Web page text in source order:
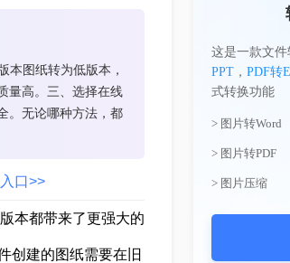
本图纸转为低版本，
量高。三、选择在线
。无论哪种方法，都
口>>
本都带来了更强大的
创建的图纸需要在旧
这是一款文
PPT， PDF转
式转换功能
> 图片转Word
> 图片转PDF
> 图片压缩